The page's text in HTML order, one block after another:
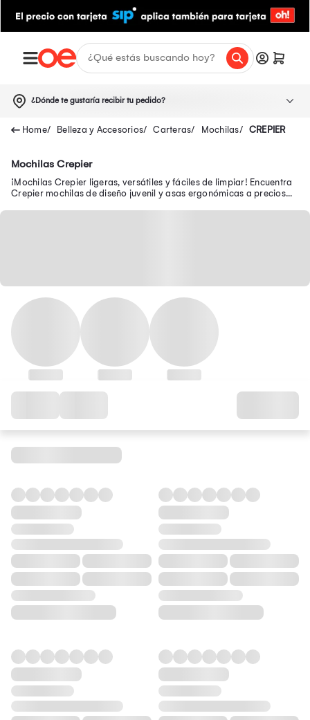
¿Dónde te gustaría recibir tu pedido?
Belleza y Accesorios Carteras Mochilas CREPIER
Mochilas Crepier
¡Mochilas Crepier ligeras, versátiles y fáciles de limpiar! Encuentra
Crepier mochilas de diseño juvenil y asas ergonómicas a precios